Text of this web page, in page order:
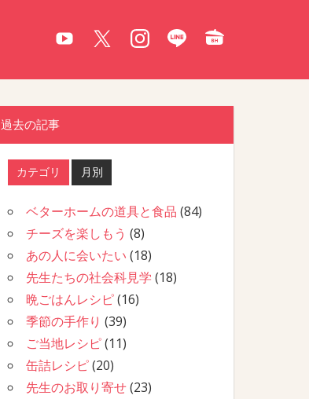
過去の記事
カテゴリ 月別
ベターホームの道具と食品 (84)
チーズを楽しもう (8)
あの人に会いたい (18)
先生たちの社会科見学 (18)
晩ごはんレシピ(16)
季節の手作り (39)
ご当地レシピ(11)
缶詰レシピ(20)
先生のお取り寄せ(23)